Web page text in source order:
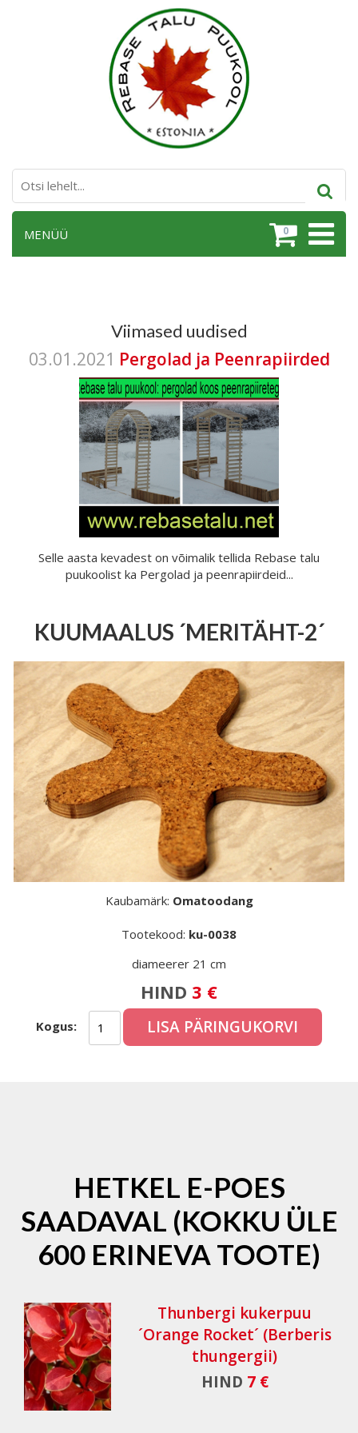
0
MENÜÜ
Viimased uudised
03.01.2021 Pergolad ja Peenrapiirded
Selle aasta kevadest on võimalik tellida Rebase talu
puukoolist ka Pergolad ja peenrapiirdeid...
KUUMAALUS ´MERITÄHT-2´
Kaubamärk: Omatoodang
Tootekood: ku-0038
diameerer 21 cm
HIND 3 €
Kogus: LISA PÄRINGUKORVI
HETKEL E-POES
SAADAVAL (KOKKU ÜLE
600 ERINEVA TOOTE)
Thunbergi kukerpuu
´Orange Rocket´ (Berberis
thungergii)
HIND 7 €